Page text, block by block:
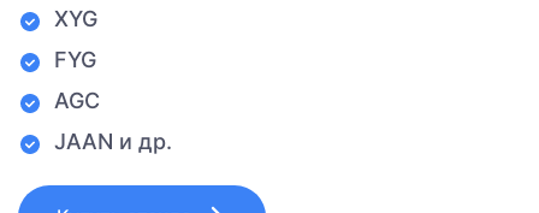
XYG
FYG
AGC
JAAN и др.